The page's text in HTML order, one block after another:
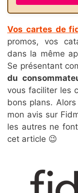
Vos cartes de
promos, vos
dans la même
Se présentant
du
vous faciliter les
bons plans.
mon avis sur
les autres ne
cet article 😉